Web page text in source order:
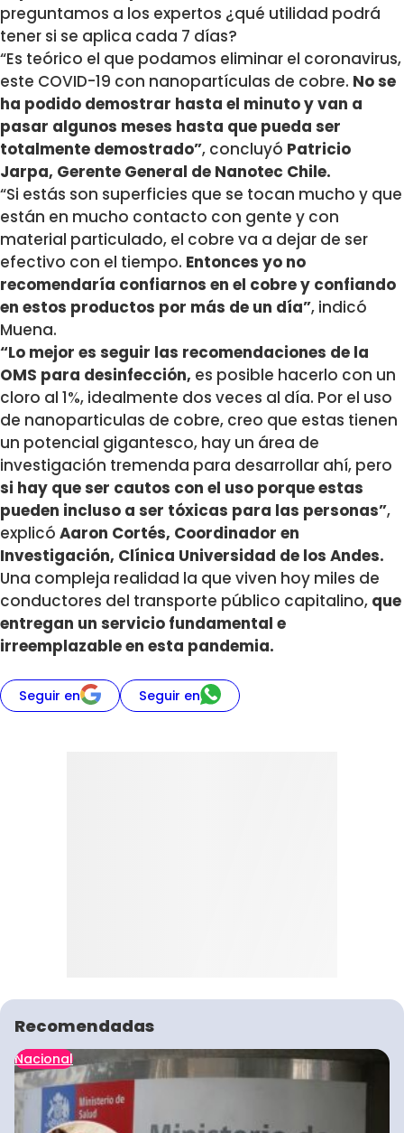
preguntamos a los expertos ¿qué utilidad podrá
tener si se aplica cada 7 días?
“Es teórico el que podamos eliminar el coronavirus,
este COVID-19 con nanopartículas de cobre. No se
ha podido demostrar hasta el minuto y van a
pasar algunos meses hasta que pueda ser
totalmente demostrado”, concluyó Patricio
Jarpa, Gerente General de Nanotec Chile.
“Si estás son superficies que se tocan mucho y que
están en mucho contacto con gente y con
material particulado, el cobre va a dejar de ser
efectivo con el tiempo. Entonces yo no
recomendaría confiarnos en el cobre y confiando
en estos productos por más de un día”, indicó
Muena.
“Lo mejor es seguir las recomendaciones de la
OMS para desinfección, es posible hacerlo con un
cloro al 1%, idealmente dos veces al día. Por el uso
de nanoparticulas de cobre, creo que estas tienen
un potencial gigantesco, hay un área de
investigación tremenda para desarrollar ahí, pero
si hay que ser cautos con el uso porque estas
pueden incluso a ser tóxicas para las personas”,
explicó Aaron Cortés, Coordinador en
Investigación, Clínica Universidad de los Andes.
Una compleja realidad la que viven hoy miles de
conductores del transporte público capitalino, que
entregan un servicio fundamental e
irreemplazable en esta pandemia.
Seguir en Seguir en
Recomendadas
Nacional